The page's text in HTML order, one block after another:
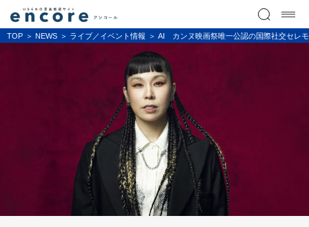
TOP NEWS ライブ／イベント情報 AI カンヌ映画祭唯一公認の国際社交セレ